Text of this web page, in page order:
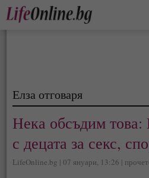
Елза отговаря
Нека обсъдим това:
с децата за секс,
LifeOnline.bg | 07 януари, 13:26 |